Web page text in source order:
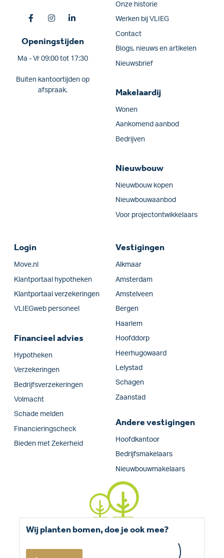
Openingstijden
Ma - Vr 09:00 tot 17:30
Buiten kantoortijden op
afspraak.
Onze historie
Werken bij VLIEG
Contact
Blogs, nieuws en artikelen
Nieuwsbrief
Makelaardij
Wonen
Aankomend aanbod
Bedrijven
Nieuwbouw
Nieuwbouw kopen
Nieuwbouwaanbod
Voor projectontwikkelaars
Login
Move.nl
Klantportaal hypotheken
Klantportaal verzekeringen
VLIEGweb personeel
Financieel advies
Hypotheken
Verzekeringen
Bedrijfs­verzekeringen
Volmacht
Schade melden
Financieringscheck
Bieden met Zekerheid
Vestigingen
Alkmaar
Amsterdam
Amstelveen
Bergen
Haarlem
Hoofddorp
Heerhugowaard
Lelystad
Schagen
Zaanstad
Andere vestigingen
Hoofdkantoor
Bedrijfsmakelaars
Nieuwbouwmakelaars
Wij planten bomen, doe je ook mee?